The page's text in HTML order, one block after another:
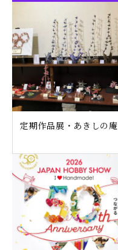
定期作品展・あきしの庵